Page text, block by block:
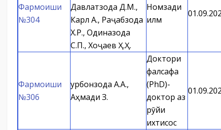
Фармоиши
№304
Давлатзода Д.М.,
Карл А., Раҷабзода
Х.Р., Одиназода
С.П., Хоҷаев Ҳ.Ҳ.
Номзади
илм
Фармоиши
№306
Қурбонзода А.А.,
Аҳмади З.
Доктори
фалсафа
(PhD)-
доктор аз
рӯйи
ихтисос